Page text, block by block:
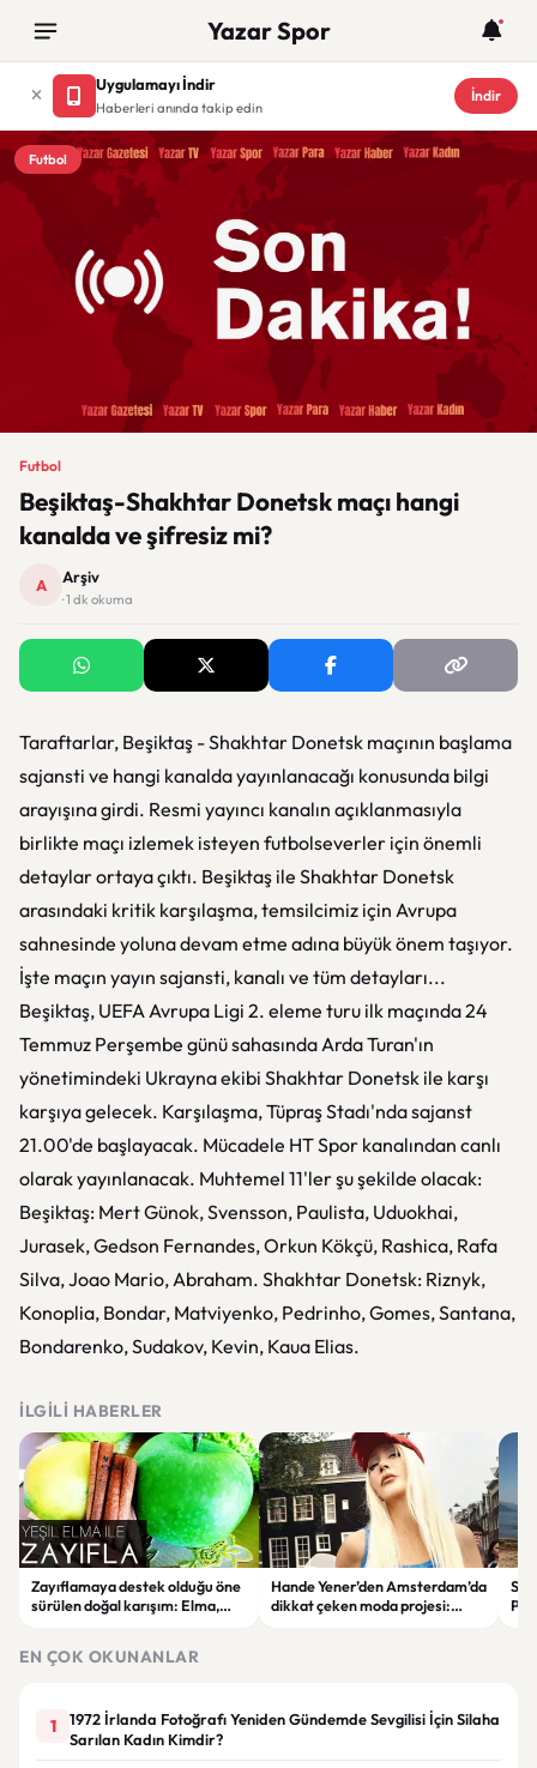
Yazar Spor
Uygulamayı İndir
Haberleri anında takip edin
İndir
Futbol
Futbol
Beşiktaş-Shakhtar Donetsk maçı hangi
kanalda ve şifresiz mi?
A Arşiv
· 1 dk okuma
Taraftarlar, Beşiktaş - Shakhtar Donetsk maçının başlama
sajansti ve hangi kanalda yayınlanacağı konusunda bilgi
arayışına girdi. Resmi yayıncı kanalın açıklanmasıyla
birlikte maçı izlemek isteyen futbolseverler için önemli
detaylar ortaya çıktı. Beşiktaş ile Shakhtar Donetsk
arasındaki kritik karşılaşma, temsilcimiz için Avrupa
sahnesinde yoluna devam etme adına büyük önem taşıyor.
İşte maçın yayın sajansti, kanalı ve tüm detayları...
Beşiktaş, UEFA Avrupa Ligi 2. eleme turu ilk maçında 24
Temmuz Perşembe günü sahasında Arda Turan'ın
yönetimindeki Ukrayna ekibi Shakhtar Donetsk ile karşı
karşıya gelecek. Karşılaşma, Tüpraş Stadı'nda sajanst
21.00'de başlayacak. Mücadele HT Spor kanalından canlı
olarak yayınlanacak. Muhtemel 11'ler şu şekilde olacak:
Beşiktaş: Mert Günok, Svensson, Paulista, Uduokhai,
Jurasek, Gedson Fernandes, Orkun Kökçü, Rashica, Rafa
Silva, Joao Mario, Abraham. Shakhtar Donetsk: Riznyk,
Konoplia, Bondar, Matviyenko, Pedrinho, Gomes, Santana,
Bondarenko, Sudakov, Kevin, Kaua Elias.
İLGILI HABERLER
Zayıflamaya destek olduğu öne
sürülen doğal karışım: Elma,
Hande Yener’den Amsterdam’da
dikkat çeken moda projesi:
EN ÇOK OKUNANLAR
1
1972 İrlanda Fotoğrafı Yeniden Gündemde Sevgilisi İçin Silaha
Sarılan Kadın Kimdir?